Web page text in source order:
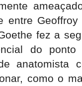
entre
fez a
do
anatomista
como o